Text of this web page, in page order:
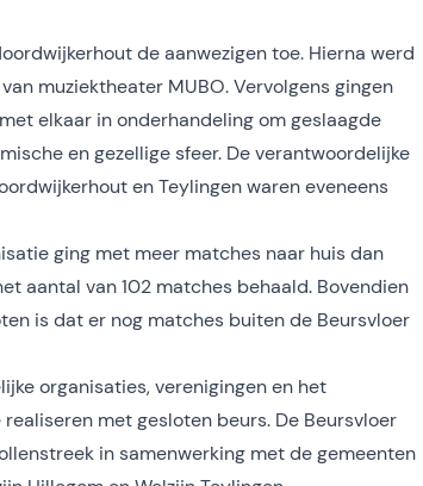
de aanwezigen toe. Hierna werd
muziektheater MUBO. Vervolgens gingen
elkaar in onderhandeling om geslaagde
en gezellige sfeer. De verantwoordelijke
en Teylingen waren eveneens
ging met meer matches naar huis dan
aantal van 102 matches behaald. Bovendien
is dat er nog matches buiten de Beursvloer
organisaties, verenigingen en het
met gesloten beurs. De Beursvloer
in samenwerking met de gemeenten